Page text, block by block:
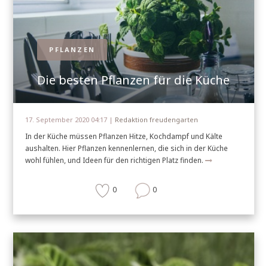
PFLANZEN
Die besten Pflanzen für die Küche
17. September 2020 04:17 | Redaktion freudengarten
In der Küche müssen Pflanzen Hitze, Kochdampf und Kälte
aushalten. Hier Pflanzen kennenlernen, die sich in der Küche
wohl fühlen, und Ideen für den richtigen Platz finden.
0 0